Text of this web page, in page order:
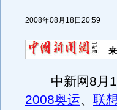
2008年08月18日20:59
中新网8月18
2008奥运、 联